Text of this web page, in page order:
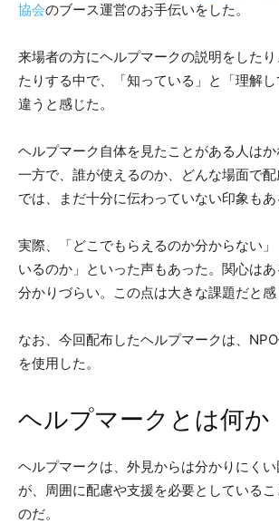
協会のブース運営のお手伝いをした。
来場者の方にヘルプマークの説明をした
たりする中で、「知っている」と「理解
違うと感じた。
ヘルプマーク自体を見たことがある人はか
一方で、誰が使えるのか、どんな場面で
では、まだ十分に伝わっていない印象もあ
実際、「どこでもらえるのか分からない
いるのか」といった声もあった。関心は
分かりづらい。この点は大きな課題だと感
なお、今回配布したヘルプマークは、
を使用した。
ヘルプマークとは何か
ヘルプマークは、外見からは分かりにく
が、周囲に配慮や支援を必要としている
のだ。